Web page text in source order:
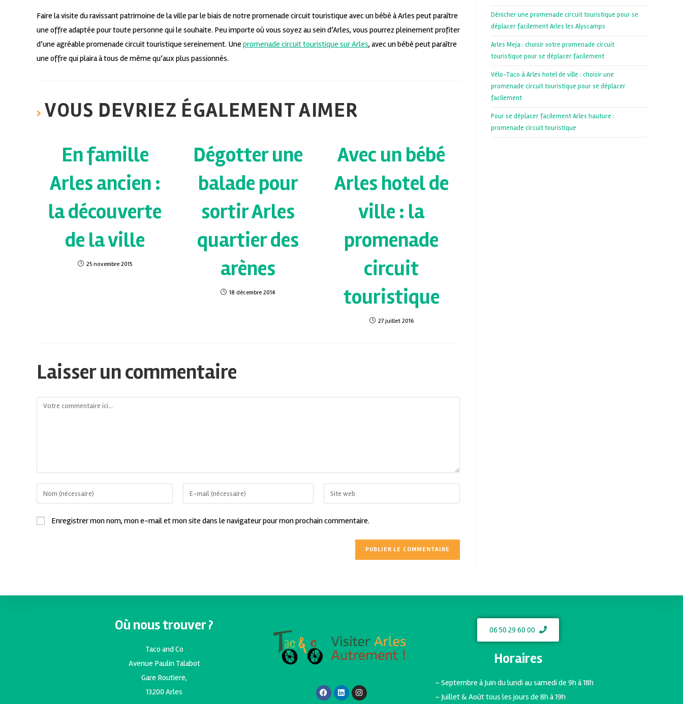
Faire la visite du ravissant patrimoine de la ville par le biais de notre promenade circuit touristique avec un bébé à Arles peut paraître
une offre adaptée pour toute personne qui le souhaite. Peu importe où vous soyez au sein d’Arles, vous pourrez pleinement profiter
d’une agréable promenade circuit touristique sereinement. Une promenade circuit touristique sur Arles, avec un bébé peut paraître
une offre qui plaira à tous de même qu’aux plus passionnés.
VOUS DEVRIEZ ÉGALEMENT AIMER
En famille
Arles ancien :
la découverte
de la ville
25 novembre 2015
Dégotter une
balade pour
sortir Arles
quartier des
arènes
18 décembre 2014
Avec un bébé
Arles hotel de
ville : la
promenade
circuit
touristique
27 juillet 2016
Laisser un commentaire
Enregistrer mon nom, mon e-mail et mon site dans le navigateur pour mon prochain commentaire.
Dénicher une promenade circuit touristique pour se
déplacer facilement Arles les Alyscamps
Arles Meja : choisir votre promenade circuit
touristique pour se déplacer facilement
Vélo-Taco à Arles hotel de ville : choisir une
promenade circuit touristique pour se déplacer
facilement
Pour se déplacer facilement Arles hauture :
promenade circuit touristique
Où nous trouver ?
Taco and Co
Avenue Paulin Talabot
Gare Routiere,
13200 Arles
06 50 29 60 00
Horaires
– Septembre à Juin du lundi au samedi de 9h à 18h
– Juillet & Août tous les jours de 8h à 19h